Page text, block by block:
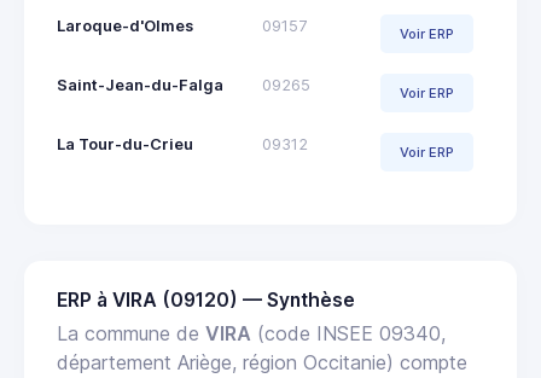
Laroque-d'Olmes 09157 Voir ERP
Saint-Jean-du-Falga 09265 Voir ERP
La Tour-du-Crieu 09312 Voir ERP
ERP à VIRA (09120) — Synthèse
La commune de VIRA (code INSEE 09340,
département Ariège, région Occitanie) compte